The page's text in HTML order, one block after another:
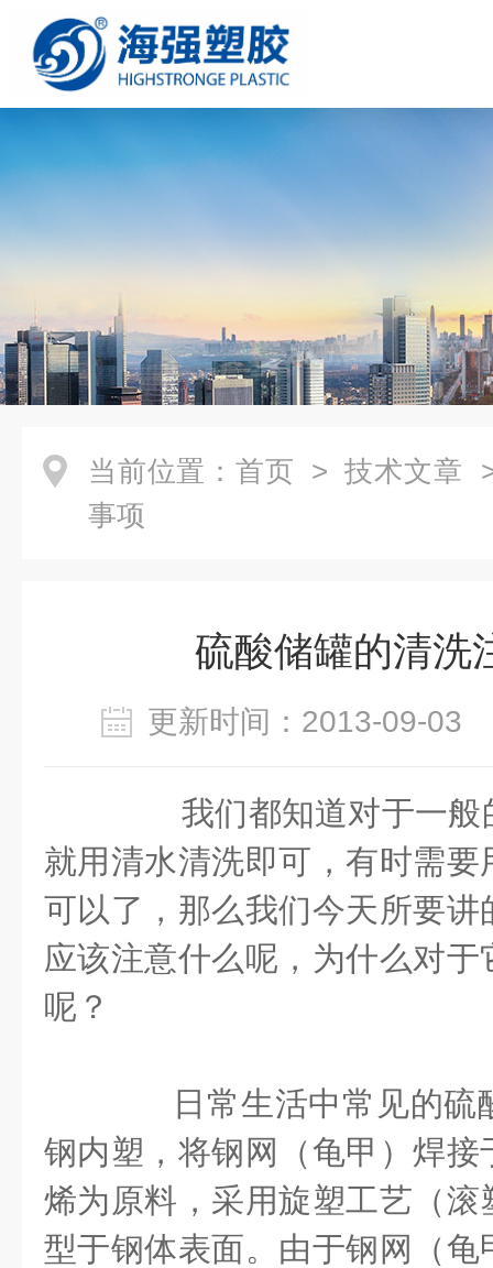
当前位置： 首页 > 技术文章
事项
硫酸储罐的清洗
更新时间：2013-09-
我们都知道对于一般
就用清水清洗即可，有时需
可以了，那么我们今天所要讲
应该注意什么呢，为什么对
呢？
日常生活中常见的硫
钢内塑，将钢网（龟甲）焊
烯为原料，采用旋塑工艺（
型于钢体表面。由于钢网（